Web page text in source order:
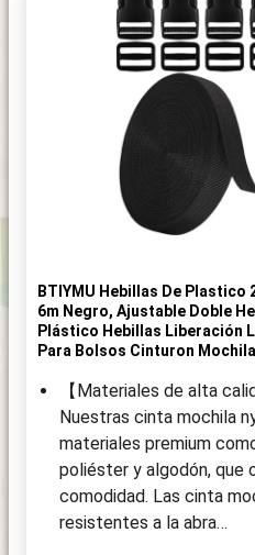
BTIYMU Hebillas De Plastico
6m Negro, Ajustable Doble
Plástico Hebillas Liberación
Para Bolsos Cinturon
【Materiales de alta
Nuestras cinta mochila
materiales premium
poliéster y algodón, que
comodidad. Las cinta
resistentes a la abra…